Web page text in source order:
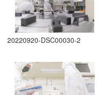
20220920-DSC00030-2